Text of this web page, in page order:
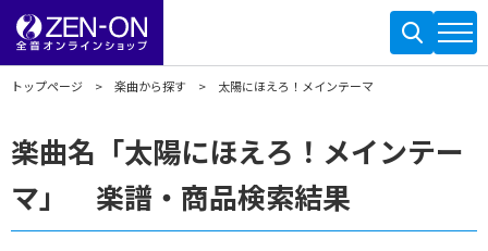
トップページ 楽曲から探す 太陽にほえろ！メインテーマ
楽曲名「太陽にほえろ！メインテー
マ」 楽譜・商品検索結果